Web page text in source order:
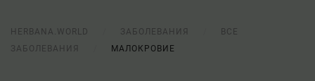
HERBANA.WORLD ЗАБОЛЕВАНИЯ
ВСЕ
ЗАБОЛЕВАНИЯ
МАЛОКРОВИЕ